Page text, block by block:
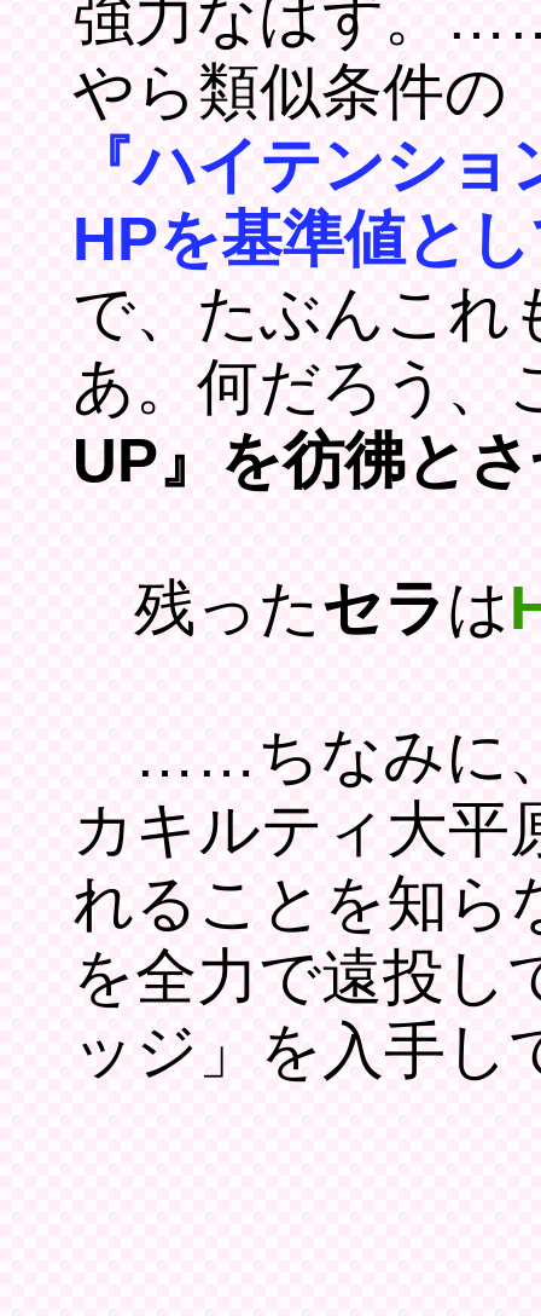
強力なはず。
やら類似条件の
『ハイテンシ
HPを基準値と
で、たぶんこれ
あ。何だろう、
UP』を彷彿と
残ったセラは
……ちなみに
カキルティ大平
れることを知ら
を全力で遠投し
ッジ」を入手し